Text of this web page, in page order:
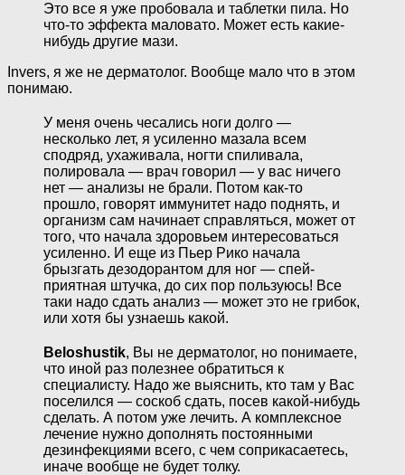
Это все я уже пробовала и таблетки пила. Но
что-то эффекта маловато. Может есть какие-
нибудь другие мази.
Invers, я же не дерматолог. Вообще мало что в этом
понимаю.
У меня очень чесались ноги долго —
несколько лет, я усиленно мазала всем
сподряд, ухаживала, ногти спиливала,
полировала — врач говорил — у вас ничего
нет — анализы не брали. Потом как-то
прошло, говорят иммунитет надо поднять, и
организм сам начинает справляться, может от
того, что начала здоровьем интересоваться
усиленно. И еще из Пьер Рико начала
брызгать дезодорантом для ног — спей-
приятная штучка, до сих пор пользуюсь! Все
таки надо сдать анализ — может это не грибок,
или хотя бы узнаешь какой.
Beloshustik, Вы не дерматолог, но понимаете,
что иной раз полезнее обратиться к
специалисту. Надо же выяснить, кто там у Вас
поселился — соскоб сдать, посев какой-нибудь
сделать. А потом уже лечить. А комплексное
лечение нужно дополнять постоянными
дезинфекциями всего, с чем соприкасаетесь,
иначе вообще не будет толку.